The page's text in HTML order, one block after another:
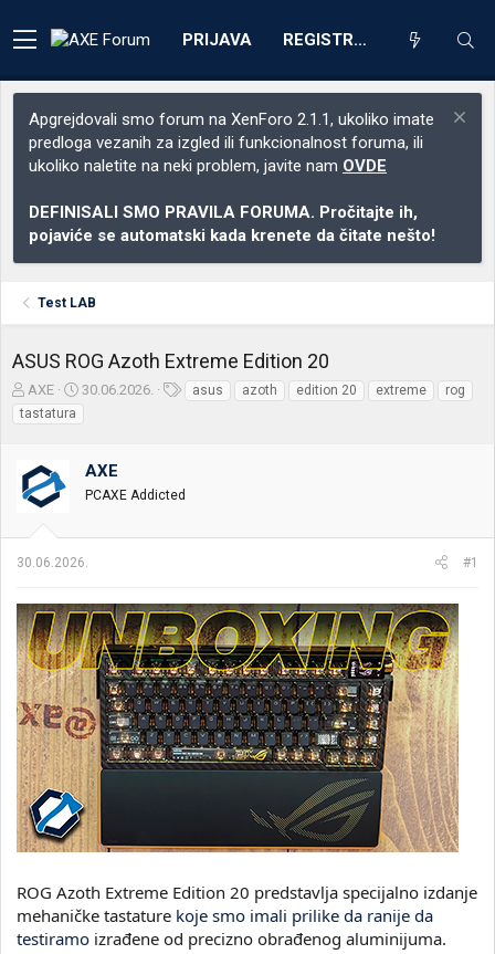
PRIJAVA REGISTRACIJA
Apgrejdovali smo forum na XenForo 2.1.1, ukoliko imate
predloga vezanih za izgled ili funkcionalnost foruma, ili
ukoliko naletite na neki problem, javite nam OVDE
DEFINISALI SMO PRAVILA FORUMA. Pročitajte ih,
pojaviće se automatski kada krenete da čitate nešto!
Test LAB
ASUS ROG Azoth Extreme Edition 20
Z
a
č
t
n
e
e
AXE
D
m
p
e
a
n
j
a
30.06.2026.
e
asus azoth edition 20 extreme
rog
tastatura
AXE
PCAXE Addicted
30.06.2026. #1
ROG Azoth Extreme Edition 20 predstavlja specijalno izdanje
mehaničke tastature koje smo imali prilike da ranije da
testiramo izrađene od precizno obrađenog aluminijuma.